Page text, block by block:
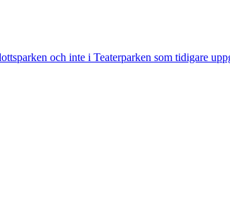
och inte i Teaterparken som tidigare